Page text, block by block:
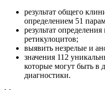
результат общего
определением 51
результат
ретикулоцитов;
выявить незрелые и
значения 112
которые могут быть в
диагностики.